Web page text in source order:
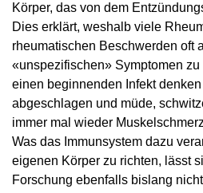
Körper, das von dem
Dies erklärt, weshalb viele
rheumatischen Beschwerden oft
«unspezifischen» Symptomen
einen beginnenden Infekt
abgeschlagen und müde,
immer mal wieder
Was das Immunsystem dazu
eigenen Körper zu richten, lässt
Forschung ebenfalls bislang